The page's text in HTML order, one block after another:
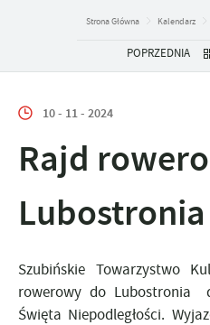
Strona Główna Kalendarz
POPRZEDNIA
10 - 11 - 2024
Rajd
Lubostronia
Szubińskie Towarzystwo
rowerowy do Lubostronia
Święta Niepodległości.